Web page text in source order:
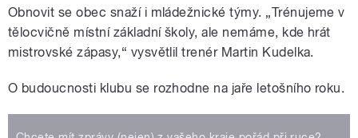
Obnovit se obec snaží i mládežnické týmy. „Trénujeme v
tělocvičně místní základní školy, ale nemáme, kde hrát
mistrovské zápasy,“ vysvětlil trenér Martin Kudelka.
O budoucnosti klubu se rozhodne na jaře letošního roku.